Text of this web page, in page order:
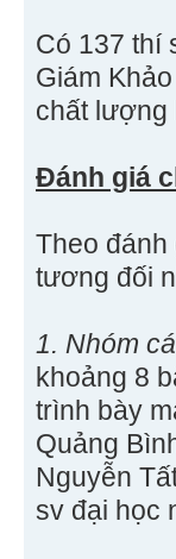
Có 137 thí
Giám
chất lượng
Đánh giá
Theo đánh
tương đối
1. Nhóm
khoảng 8
trình bày
Quảng
Nguyễn
sv đại học